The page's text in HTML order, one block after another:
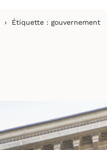
› Étiquette : gouvernement